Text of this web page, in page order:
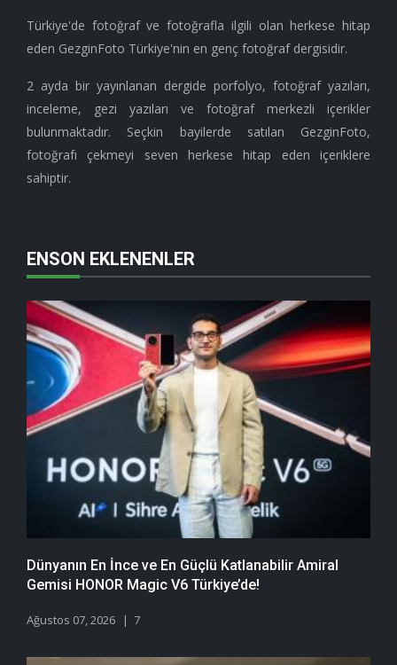
Türkiye'de fotoğraf ve fotoğrafla ilgili olan herkese hitap
eden GezginFoto Türkiye'nin en genç fotoğraf dergisidir.
2 ayda bir yayınlanan dergide porfolyo, fotoğraf yazıları,
inceleme, gezi yazıları ve fotoğraf merkezli içerikler
bulunmaktadır. Seçkin bayilerde satılan GezginFoto,
fotoğrafı çekmeyi seven herkese hitap eden içeriklere
sahiptir.
ENSON EKLENENLER
Dünyanın En İnce ve En Güçlü Katlanabilir Amiral
Gemisi HONOR Magic V6 Türkiye’de!
Ağustos 07, 2026 7